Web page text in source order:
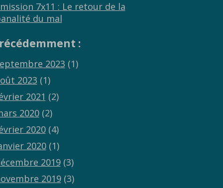
7x11 : Le retour de la
du mal
:
2023 (1)
2023 (1)
2021 (2)
2020(2)
2020(4)
2020(1)
2019(3)
2019(3)